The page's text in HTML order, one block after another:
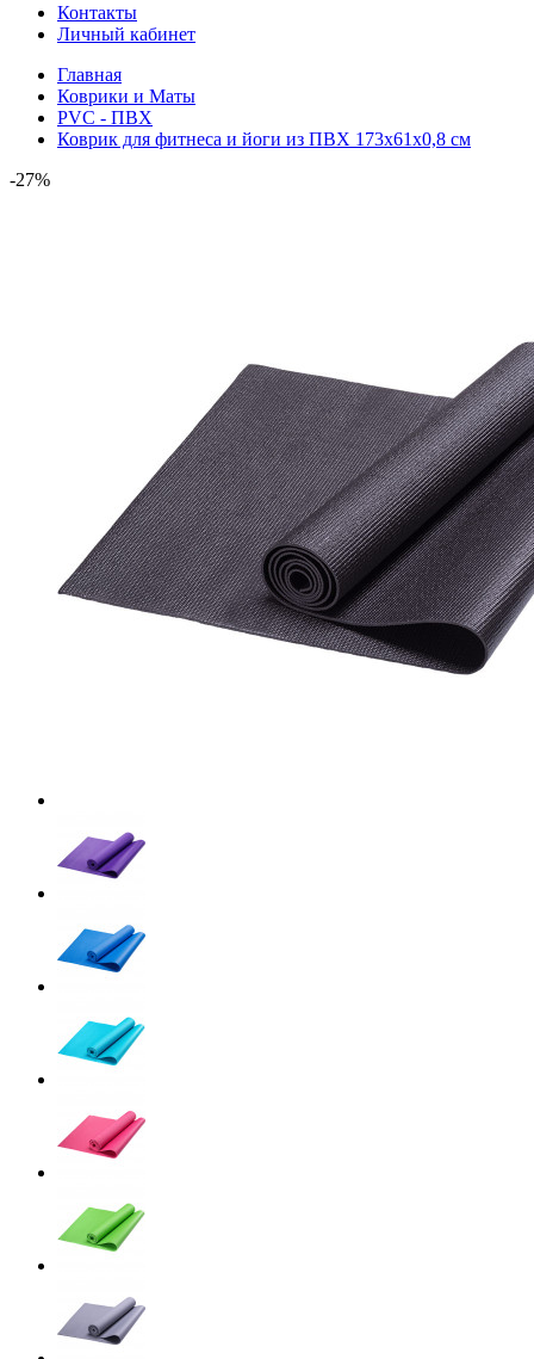
Контакты
Личный кабинет
Главная
Коврики и Маты
PVC - ПВХ
Коврик для фитнеса и йоги из ПВХ 173х61х0,8 см
-27%